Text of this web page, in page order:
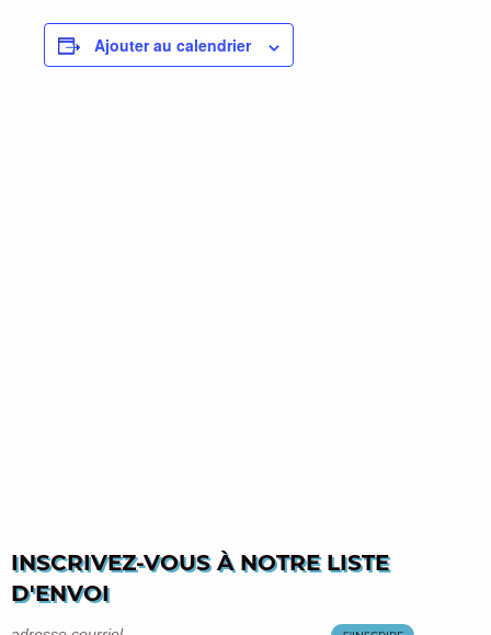
Ajouter au calendrier
INSCRIVEZ-VOUS À NOTRE LISTE
D'ENVOI